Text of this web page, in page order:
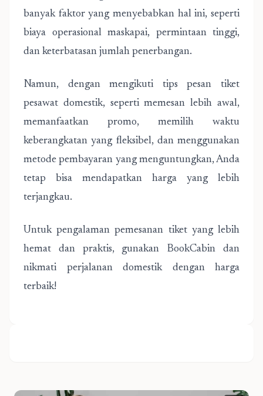
banyak faktor yang menyebabkan hal ini, seperti
biaya operasional maskapai, permintaan tinggi,
dan keterbatasan jumlah penerbangan.
Namun, dengan mengikuti tips pesan tiket
pesawat domestik, seperti memesan lebih awal,
memanfaatkan promo, memilih waktu
keberangkatan yang fleksibel, dan menggunakan
metode pembayaran yang menguntungkan, Anda
tetap bisa mendapatkan harga yang lebih
terjangkau.
Untuk pengalaman pemesanan tiket yang lebih
hemat dan praktis, gunakan BookCabin dan
nikmati perjalanan domestik dengan harga
terbaik!